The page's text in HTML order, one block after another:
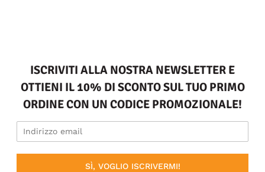
ISCRIVITI ALLA NOSTRA NEWSLETTER E
OTTIENI IL 10% DI SCONTO SUL TUO PRIMO
ORDINE CON UN CODICE PROMOZIONALE!
SÌ, VOGLIO ISCRIVERMI!